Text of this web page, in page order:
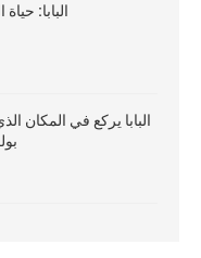
البابا:
البابا يركع في المكان